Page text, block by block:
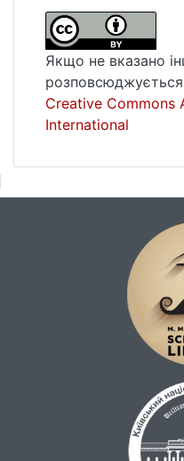
які становлять
дозволяють
поле досліджень
введенню у
категорій
основі зібраної,
картина ПіКС
Якщо не вказано
розповсюджується
Creative Commons
International